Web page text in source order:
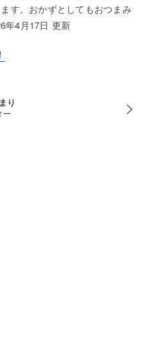
す。おかずとしてもおつまみ
年4月17日 更新
り
ー